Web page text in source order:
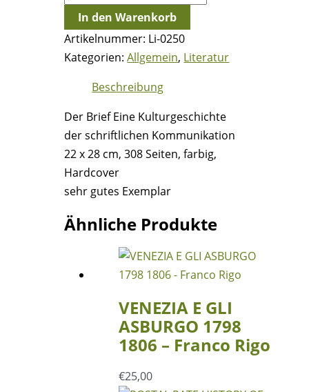
Brief
Eine
Kulturgeschichte
der
schriftlichen
Menge
In den Warenkorb
Artikelnummer: Li-0250
Kategorien:Allgemein, Literatur
Beschreibung
Der Brief Eine Kulturgeschichte
der schriftlichen Kommunikation
22 x 28 cm, 308 Seiten, farbig,
Hardcover
sehr gutes Exemplar
Ähnliche Produkte
VENEZIA E GLI
ASBURGO 1798
1806 – Franco Rigo
€25,00